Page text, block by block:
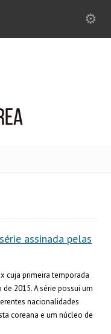
assinada pelas
cuja primeira temporada
2015. A série possui um
nacionalidades
coreana e um núcleo de